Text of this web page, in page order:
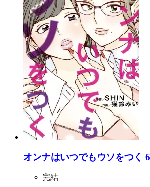
オンナはいつでもウソをつく 6
完結